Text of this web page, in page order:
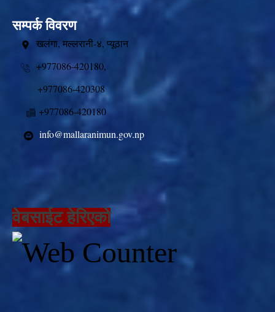
सम्पर्क विवरण
खलंगा, मल्लरानी-४, प्यूठान
+977086-420180,
+977086-420308
+977086-420180
info@mallaranimun.gov.np
वेबसाईट हेरिएको